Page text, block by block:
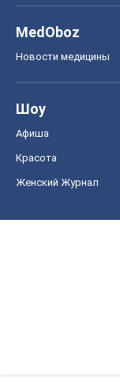
MedOboz
Новости медицины
Шоу
Афиша
Красота
Женский Журнал